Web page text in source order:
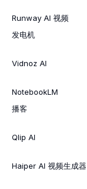
Runway AI 视频
发电机
Vidnoz AI
NotebookLM
播客
Qlip AI
Haiper AI 视频生成器